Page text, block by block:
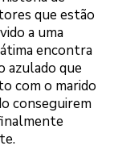
que estão
a uma
encontra
azulado que
com o marido
conseguirem